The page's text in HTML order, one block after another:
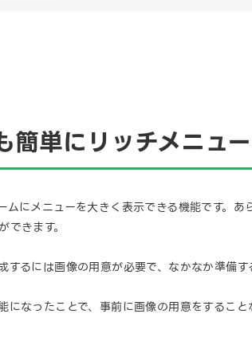
簡単にリッチメニュ
ムにメニューを大きく表示できる機能です。
きます。
するには画像の用意が必要で、なかなか準備
になったことで、事前に画像の用意をするこ